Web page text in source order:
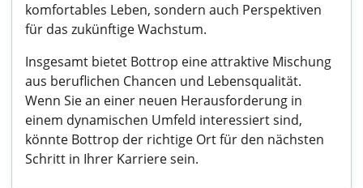
komfortables Leben, sondern auch Perspektiven
für das zukünftige Wachstum.
Insgesamt bietet Bottrop eine attraktive Mischung
aus beruflichen Chancen und Lebensqualität.
Wenn Sie an einer neuen Herausforderung in
einem dynamischen Umfeld interessiert sind,
könnte Bottrop der richtige Ort für den nächsten
Schritt in Ihrer Karriere sein.